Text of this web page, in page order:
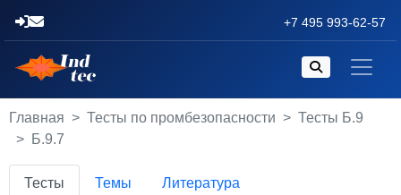
+7 495 993-62-57
Главная Тесты по промбезопасности
Тесты Б.9
Б.9.7
Тесты Темы Литература